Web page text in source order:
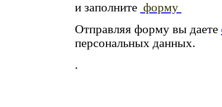
и заполните форму
Отправляя форму вы даете
персональных данных.
.